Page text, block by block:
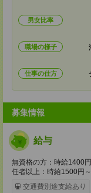
男女比率
職場の様子
仕事の仕方
募集情報
給与
無資格の方：時給1400
任者以上：時給1500円
交通費別途支給あり